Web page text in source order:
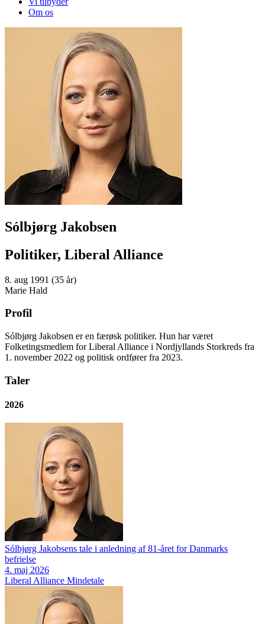
Om os
Sólbjørg Jakobsen
Politiker, Liberal Alliance
8. aug 1991 (35 år)
Marie Hald
Profil
Sólbjørg Jakobsen er en færøsk politiker. Hun har været
Folketingsmedlem for Liberal Alliance i Nordjyllands Storkreds fra
1. november 2022 og politisk ordfører fra 2023.
Taler
2026
Sólbjørg Jakobsens tale i anledning af 81-året for Danmarks
befrielse
4. maj 2026
Liberal Alliance Mindetale